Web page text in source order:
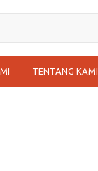
TENTANG KAMI